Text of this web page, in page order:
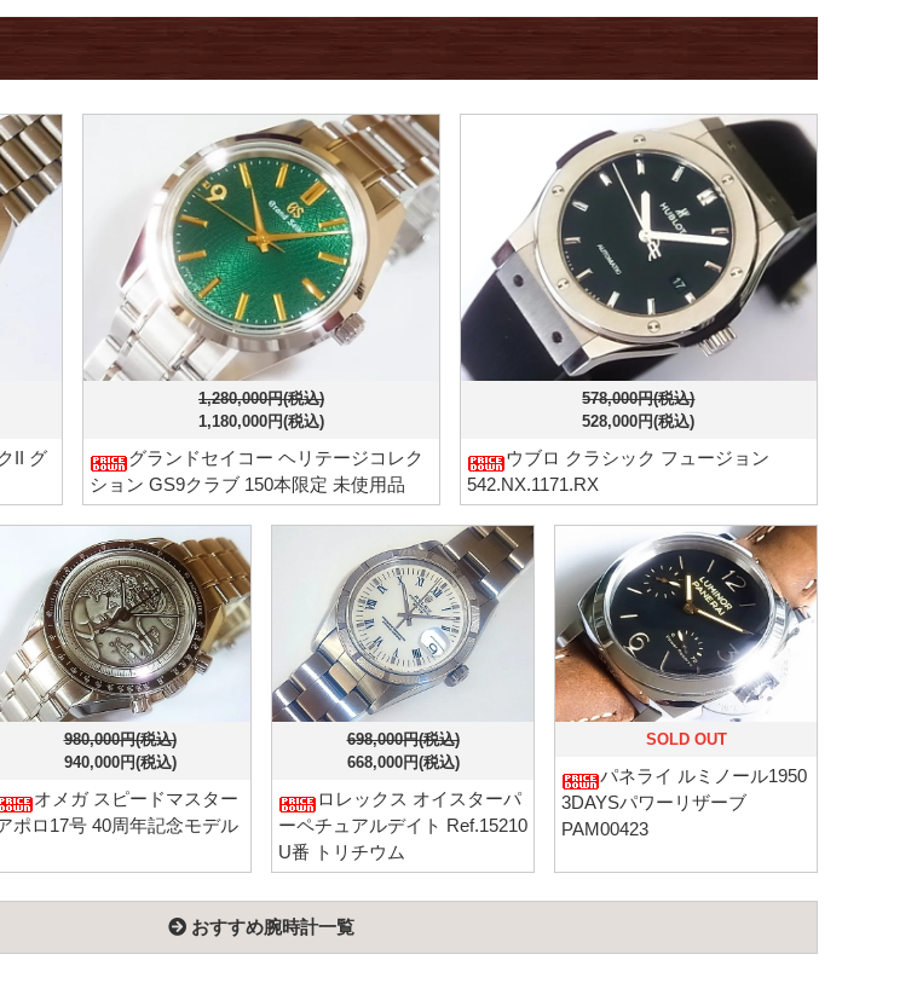
II グ
1,280,000円(税込)
1,180,000円(税込)
グランドセイコー ヘリテージコレク
ション GS9クラブ 150本限定 未使用品
578,000円(税込)
528,000円(税込)
ウブロ クラシック フュージョン
542.NX.1171.RX
980,000円(税込)
940,000円(税込)
オメガ スピードマスター
ポロ17号 40周年記念モデル
698,000円(税込)
668,000円(税込)
ロレックス オイスターパ
ーペチュアルデイト Ref.15210
U番 トリチウム
SOLD OUT
パネライ ルミノール1950
3DAYSパワーリザーブ
PAM00423
おすすめ腕時計一覧